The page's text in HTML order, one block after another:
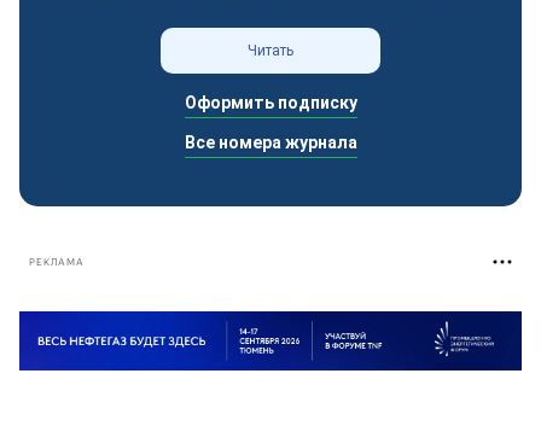
Читать
Оформить подписку
Все номера журнала
РЕКЛАМА